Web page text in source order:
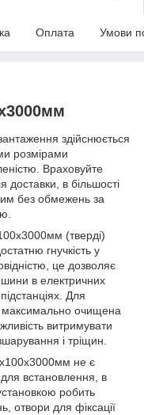
Оплата Умови
здійснюється
розмірами
Враховуйте
доставки, в більшості
без обмежень за
(тверді)
гнучкість у
це дозволяє
шини в електричних
Для
максимально очищена
витримувати
і тріщин.
не є
встановлення, в
робить
отвори для фіксації